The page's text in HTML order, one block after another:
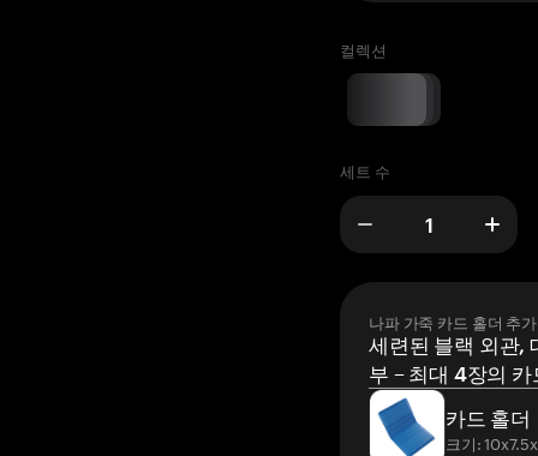
컬렉션
세트 수
나파 가죽 카드 홀더 추가
세련된 블랙 외관,
부 – 최대 4장의
카드 홀더
크기: